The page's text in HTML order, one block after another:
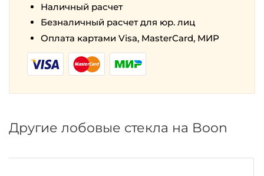
Наличный расчет
Безналичный расчет для юр. лиц
Оплата картами Visa, MasterCard, МИР
Другие лобовые стекла на Boon